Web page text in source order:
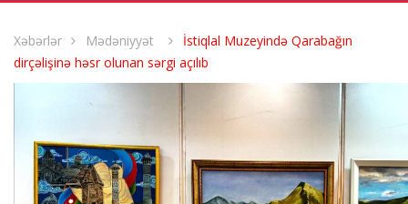
Xəbərlər Mədəniyyət
İstiqlal Muzeyində Qarabağın
dirçəlişinə həsr olunan sərgi açılıb